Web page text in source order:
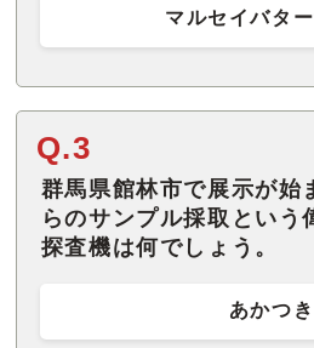
マルセイバタ
Q.3
群馬県館林市で展示が始
らのサンプル採取という
探査機は何でしょう。
あかつき